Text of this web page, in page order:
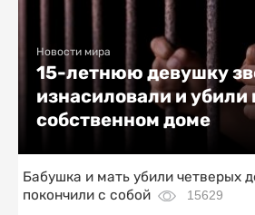
Новости мира
15-летнюю девушку
изнасиловали и убили
собственном доме
Бабушка и мать убили четверых
покончили с собой
15629